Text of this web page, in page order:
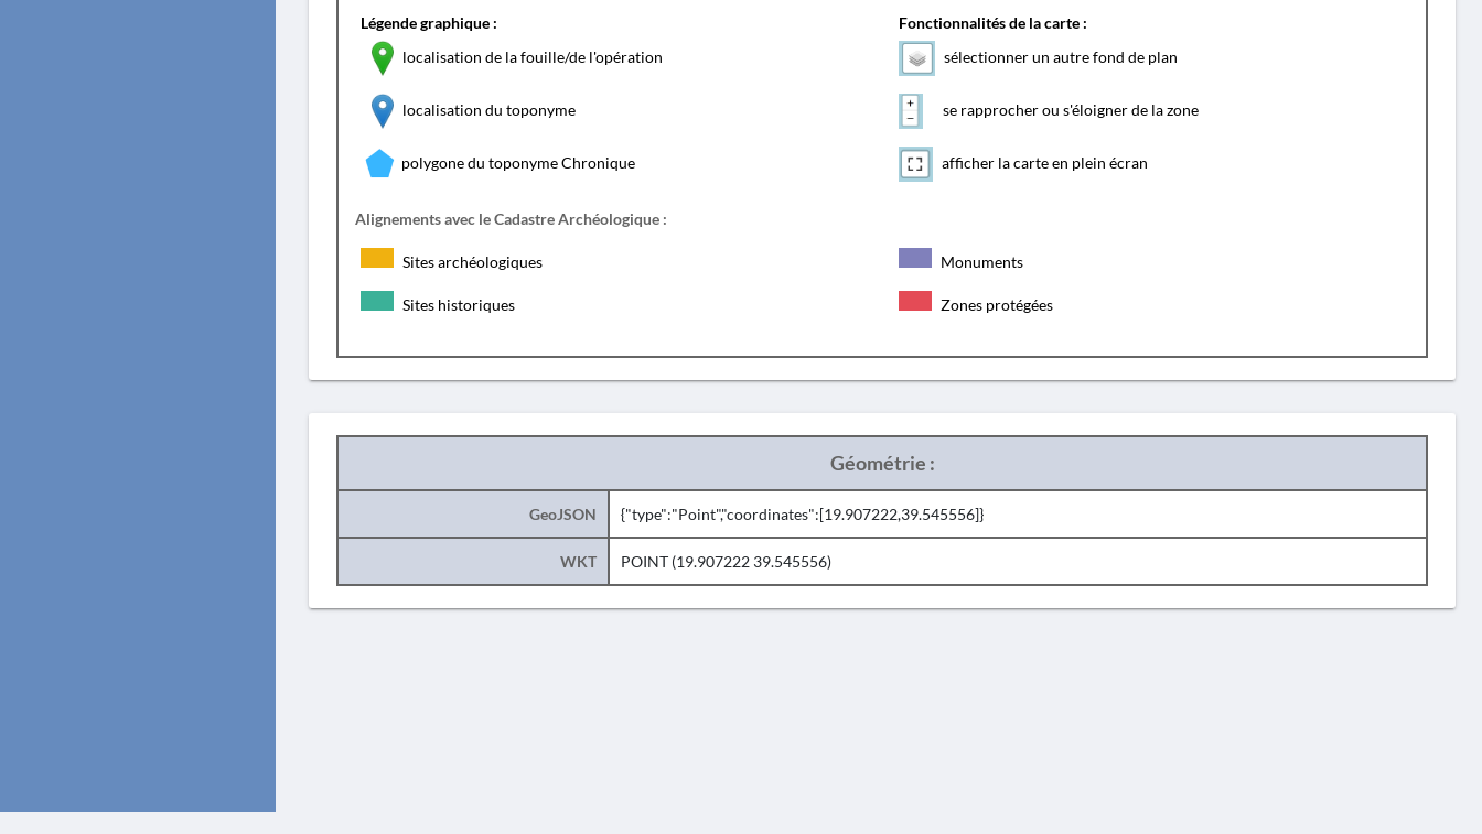
Légende graphique :
localisation de la fouille/de l'opération
localisation du toponyme
polygone du toponyme Chronique
Fonctionnalités de la carte :
sélectionner un autre fond de plan
se rapprocher ou s'éloigner de la zone
afficher la carte en plein écran
Alignements avec le Cadastre Archéologique :
Sites archéologiques Monuments
Sites historiques Zones protégées
Géométrie :
GeoJSON {"type":"Point","coordinates":[19.907222,39.545556]}
WKT POINT (19.907222 39.545556)